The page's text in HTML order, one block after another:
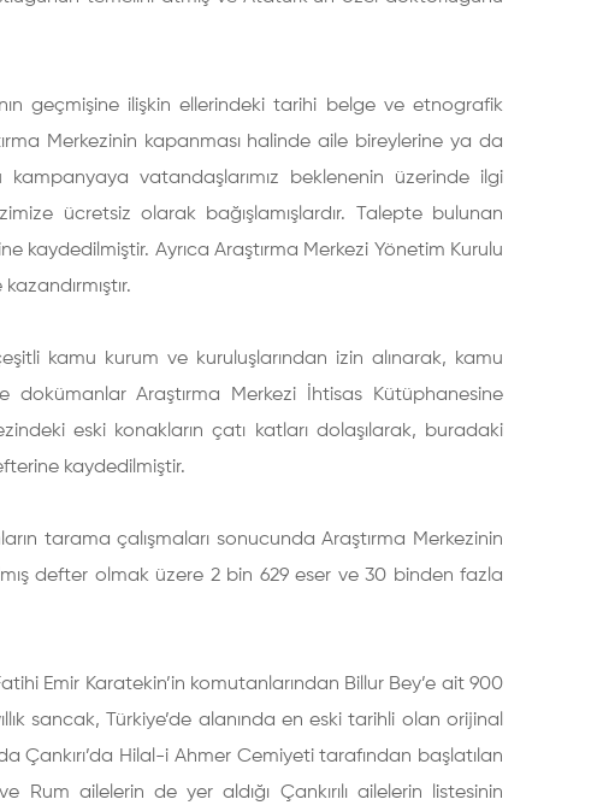
geçmişine ilişkin ellerindeki tarihi belge ve etnografik
Merkezinin kapanması halinde aile bireylerine ya da
kampanyaya vatandaşlarımız beklenenin üzerinde ilgi
ücretsiz olarak bağışlamışlardır. Talepte bulunan
kaydedilmiştir. Ayrıca Araştırma Merkezi Yönetim Kurulu
kamu kurum ve kuruluşlarından izin alınarak, kamu
Araştırma Merkezi İhtisas Kütüphanesine
eski konakların çatı katları dolaşılarak, buradaki
kaydedilmiştir.
tarama çalışmaları sonucunda Araştırma Merkezinin
defter olmak üzere 2 bin 629 eser ve 30 binden fazla
Emir Karatekin’in komutanlarından Billur Bey’e ait 900
sancak, Türkiye’de alanında en eski tarihli olan orijinal
Çankırı’da Hilal-i Ahmer Cemiyeti tarafından başlatılan
ailelerin de yer aldığı Çankırılı ailelerin listesinin